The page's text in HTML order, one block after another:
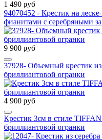
1 490 руб
94070452 - Крестик на
фианитами с серебряными
9 900 руб
37928- Объемный крестик
бриллиантовой огранки
4 900 руб
Крестик 3см в стиле
бриллиантовой огранки